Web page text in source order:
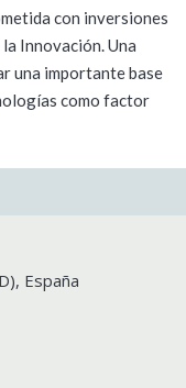
con inversiones
Innovación. Una
una importante base
como factor
), España